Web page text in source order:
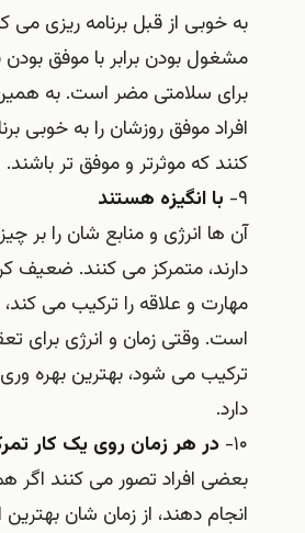
به خوبی از قبل برنامه ریزی می
مشغول بودن برابر با موفق
برای سلامتی مضر است. به
افراد موفق روزشان را به خوبی
کنند که موثرتر و موفق تر باشند.
۹- با انگیزه هستند
آن ها انرژی و منابع شان را بر
دارند، متمرکز می کنند. ضعیف
مهارت و علاقه را ترکیب می
است. وقتی زمان و انرژی برای
ترکیب می شود، بهترین بهره وری
دارد.
۱۰- در هر زمان روی یک کار
بعضی افراد تصور می کنند اگر
انجام دهند، از زمان شان